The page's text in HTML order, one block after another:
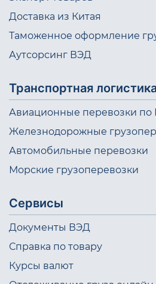
Доставка из Китая
Таможенное оформление
Аутсорсинг ВЭД
Транспортная
Авиационные перевозки по
Железнодорожные
Автомобильные перевозки
Морские грузоперевозки
Сервисы
Документы ВЭД
Справка по товару
Курсы валют